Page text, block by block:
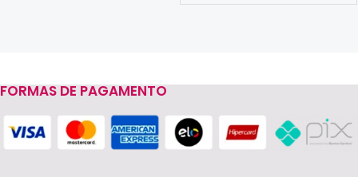
Read more
FORMAS DE PAGAMENTO